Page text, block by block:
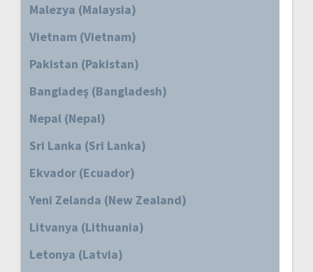
Malezya (Malaysia)
Vietnam (Vietnam)
Pakistan (Pakistan)
Bangladeş (Bangladesh)
Nepal (Nepal)
Sri Lanka (Sri Lanka)
Ekvador (Ecuador)
Yeni Zelanda (New Zealand)
Litvanya (Lithuania)
Letonya (Latvia)